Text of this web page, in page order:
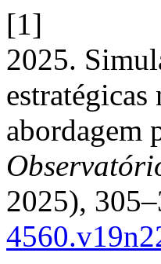
[1]
2025.
abordagem
2025),